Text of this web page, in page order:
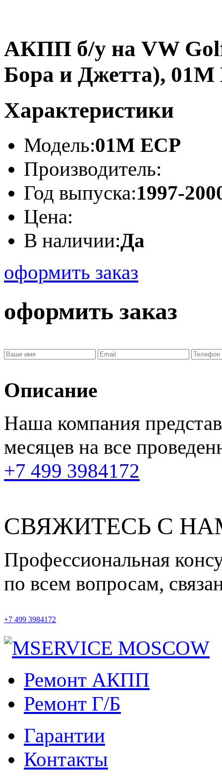
АКПП б/у на VW
Бора и Джетта), 01M
Характеристики
Модель:01M ECP
Производитель:
Год выпуска:1997-
Цена:
В наличии:Да
оформить заказ
оформить заказ
Описание
Наша компания
месяцев на все
+7 499 3984172
СВЯЖИТЕСЬ С
Профессиональная
по всем вопросам,
+7 499 3984172
Ремонт АКПП
Ремонт Г/Б
Гарантии
Контакты